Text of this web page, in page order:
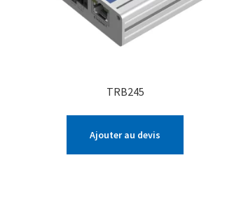
TRB245
Ajouter au devis